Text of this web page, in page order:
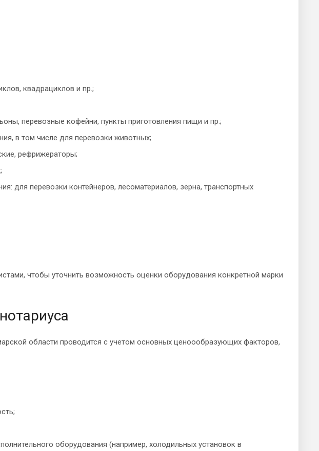
квадрациклов и пр.;
перевозные кофейни, пункты приготовления пищи и пр.;
в том числе для перевозки животных;
рефрижераторы;
для перевозки контейнеров, лесоматериалов, зерна, транспортных
чтобы уточнить возможность оценки оборудования конкретной марки
области проводится с учетом основных ценоообразующих факторов,
оборудования (например, холодильных установок в